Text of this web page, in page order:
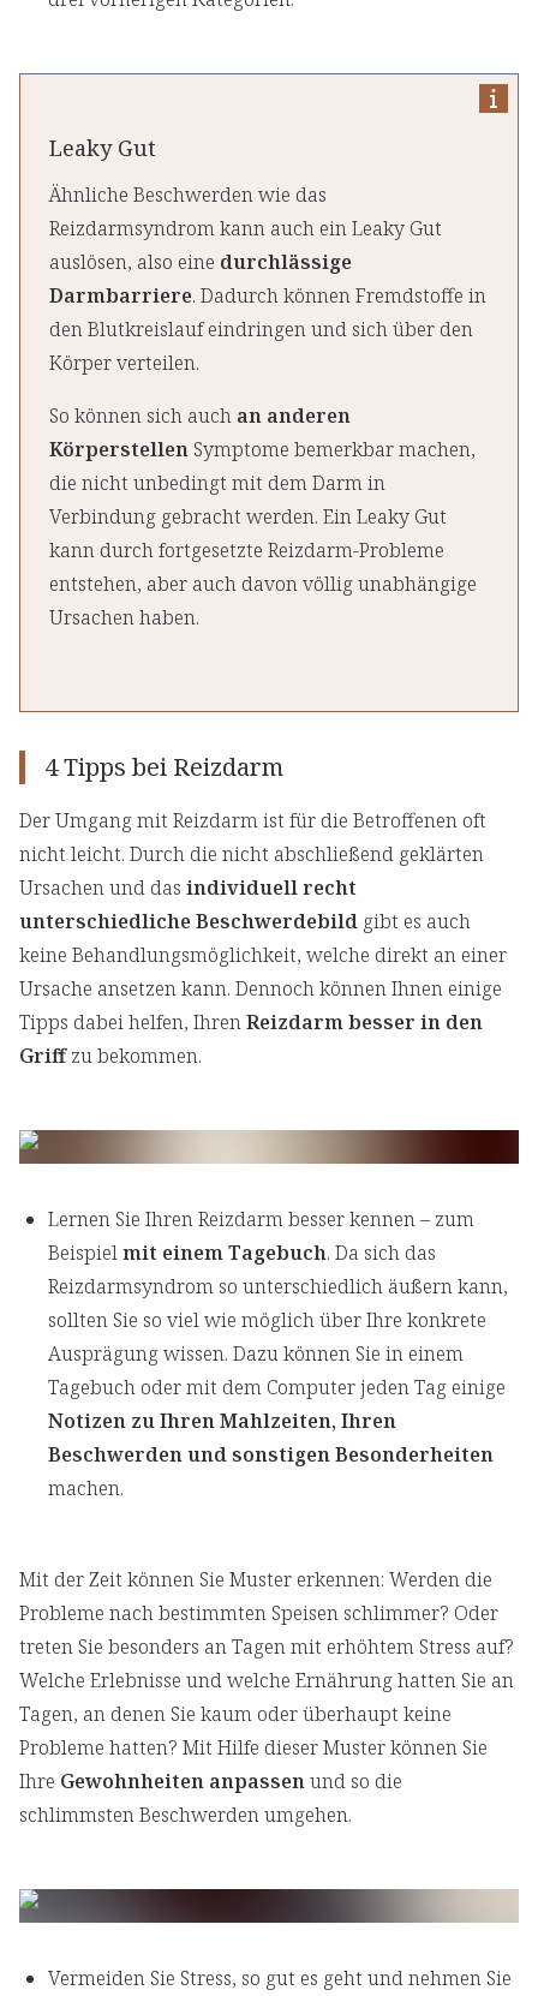
Leaky Gut
Ähnliche Beschwerden wie das
Reizdarmsyndrom kann auch ein Leaky Gut
auslösen, also eine durchlässige
Darmbarriere. Dadurch können Fremdstoffe in
den Blutkreislauf eindringen und sich über den
Körper verteilen.
So können sich auch an anderen
Körperstellen Symptome bemerkbar machen,
die nicht unbedingt mit dem Darm in
Verbindung gebracht werden. Ein Leaky Gut
kann durch fortgesetzte Reizdarm-Probleme
entstehen, aber auch davon völlig unabhängige
Ursachen haben.
4 Tipps bei Reizdarm
Der Umgang mit Reizdarm ist für die Betroffenen oft
nicht leicht. Durch die nicht abschließend geklärten
Ursachen und das individuell recht
unterschiedliche Beschwerdebild gibt es auch
keine Behandlungsmöglichkeit, welche direkt an einer
Ursache ansetzen kann. Dennoch können Ihnen einige
Tipps dabei helfen, IhrenReizdarm besser in den
Griffzu bekommen.
Lernen Sie Ihren Reizdarm besser kennen – zum
Beispielmit einem Tagebuch. Da sich das
Reizdarmsyndrom so unterschiedlich äußern kann,
sollten Sie so viel wie möglich über Ihre konkrete
Ausprägung wissen. Dazu können Sie in einem
Tagebuch oder mit dem Computer jeden Tag einige
Notizen zu Ihren Mahlzeiten, Ihren
Beschwerden und sonstigen Besonderheiten
machen.
Mit der Zeit können Sie Muster erkennen: Werden die
Probleme nach bestimmten Speisen schlimmer? Oder
treten Sie besonders an Tagen mit erhöhtem Stress auf?
Welche Erlebnisse und welche Ernährung hatten Sie an
Tagen, an denen Sie kaum oder überhaupt keine
Probleme hatten? Mit Hilfe dieser Muster können Sie
Ihre Gewohnheiten anpassenund so die
schlimmsten Beschwerden umgehen.
Vermeiden Sie Stress, so gut es geht und nehmen Sie